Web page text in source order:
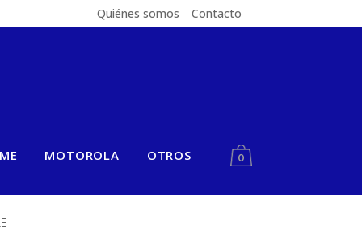
Quiénes somos Contacto
MOTOROLA OTROS 0